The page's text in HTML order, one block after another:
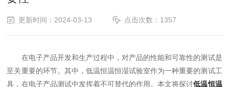
更新时间：2024-03-13 点击次数：1357
在电子产品开发和生产过程中，对产品的性能和可靠性的测试是
至关重要的环节。其中，低温恒温恒湿试验室作为一种重要的测试工
具，在电子产品测试中发挥着不可替代的作用。本文将探讨低温恒温